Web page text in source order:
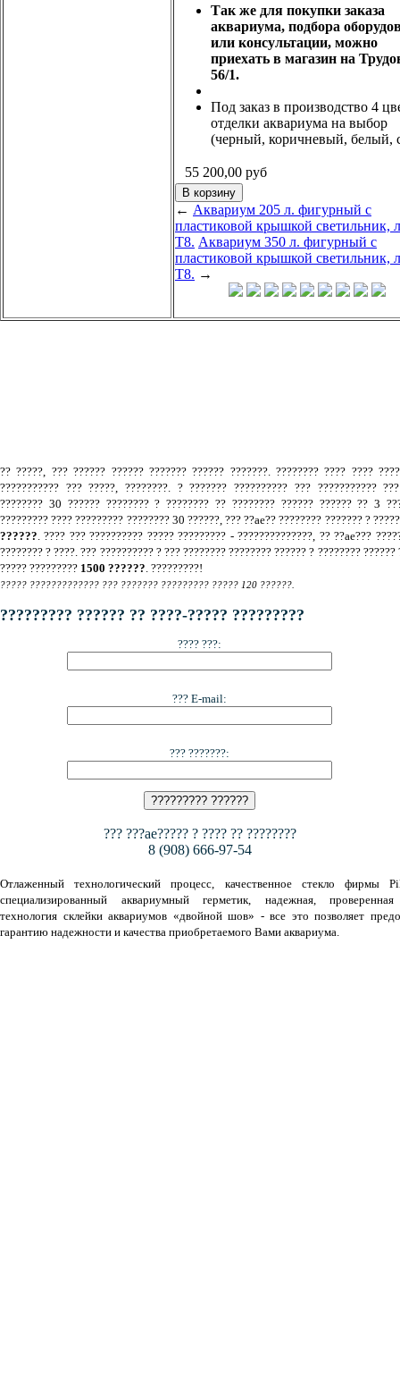
Так же для покупки заказа
аквариума, подбора
или консультации, можно
приехать в магазин на
56/1.
Под заказ в производство 4
отделки аквариума на выбор
(черный, коричневый, белый,
55 200,00 руб
← Аквариум 205 л. фигурный с
пластиковой крышкой светильник,
Т8. Аквариум 350 л. фигурный с
пластиковой крышкой светильник,
Т8. →
?? ?????, ??? ?????? ?????? ??????? ?????? ???????. ???????? ???? ????
??????????? ??? ?????, ????????. ? ??????? ?????????? ??? ???????????
???????? 30 ?????? ???????? ? ???????? ?? ???????? ?????? ?????? ?? 3
????????? ???? ????????? ???????? 30 ??????, ??? ??ae?? ???????? ??????? ?
??????. ???? ??? ?????????? ????? ????????? - ??????????????, ?? ??ae???
???????? ? ????. ??? ?????????? ? ??? ???????? ???????? ?????? ? ???????? ??????
????? ????????? 1500 ??????. ?????????!
????? ????????????? ??? ??????? ????????? ????? 120 ??????.
????????? ?????? ?? ????-????? ?????????
???? ???:
??? E-mail:
??? ???????:
??? ???ae????? ? ???? ?? ????????
8 (908) 666-97-54
Отлаженный технологический процесс, качественное стекло фирмы
специализированный аквариумный герметик, надежная,
технология склейки аквариумов «двойной шов» - все это позволяет
гарантию надежности и качества приобретаемого Вами аквариума.